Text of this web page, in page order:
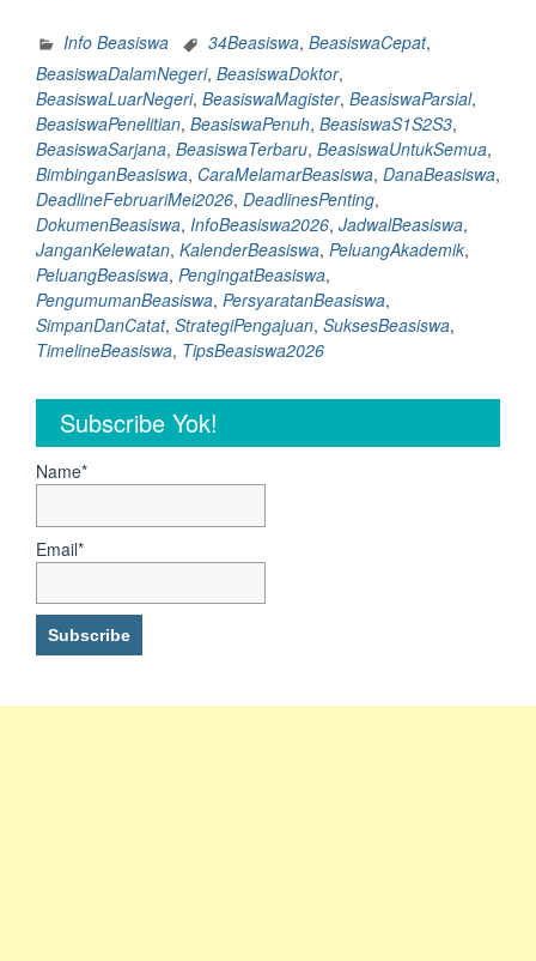
Catat
34
Beasiswa
S1,
S2
dan
S3
dengan
deadline
Februari
–
Mei
2026
Kelewatan
Timeline
Pentingnya”
Info Beasiswa 34Beasiswa, BeasiswaCepat,
BeasiswaDalamNegeri, BeasiswaDoktor,
BeasiswaLuarNegeri, BeasiswaMagister, BeasiswaParsial,
BeasiswaPenelitian, BeasiswaPenuh, BeasiswaS1S2S3,
BeasiswaSarjana, BeasiswaTerbaru, BeasiswaUntukSemua,
BimbinganBeasiswa, CaraMelamarBeasiswa, DanaBeasiswa,
DeadlineFebruariMei2026, DeadlinesPenting,
DokumenBeasiswa, InfoBeasiswa2026, JadwalBeasiswa,
JanganKelewatan, KalenderBeasiswa, PeluangAkademik,
PeluangBeasiswa, PengingatBeasiswa,
PengumumanBeasiswa, PersyaratanBeasiswa,
SimpanDanCatat, StrategiPengajuan, SuksesBeasiswa,
TimelineBeasiswa, TipsBeasiswa2026
Subscribe Yok!
Name*
Email*